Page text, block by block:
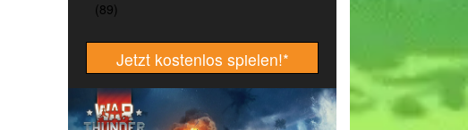
Jetzt kostenlos spielen!*